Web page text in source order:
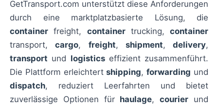
GetTransport.com unterstützt diese Anforderungen
durch eine marktplatzbasierte Lösung, die
container freight, containertrucking, container
transport,cargo, freight, shipment, delivery,
transport und logisticseffizient zusammenführt.
Die Plattform erleichtertshipping,forwarding und
dispatch, reduziert Leerfahrten und bietet
zuverlässige Optionen für haulage,courier und